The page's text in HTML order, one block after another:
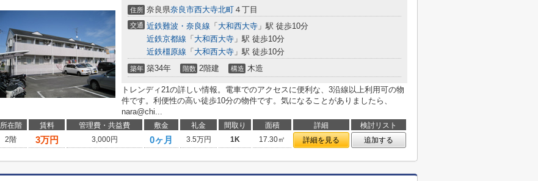
住所 奈良県奈良市西大寺北町 ４丁目
交通 近鉄難波・奈良線 「 大和西大寺 」駅 徒歩10分
近鉄京都線 「 大和西大寺 」駅 徒歩10分
近鉄橿原線 「 大和西大寺 」駅 徒歩10分
築年 築34年 階数 2階建 構造 木造
トレンディ21の詳しい情報。電車でのアクセスに便利な、3沿線以上利用可の物
件です。利便性の高い徒歩10分の物件です。気になることがありましたら、
nara@chi...
所在階 賃料 管理費・共益費 敷金 礼金 間取り 面積 詳細
検討リスト
2階
3万円 3,000円 0ヶ月 3.5万円 1K 17.30㎡ 詳細を見る 追加する